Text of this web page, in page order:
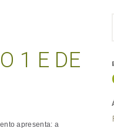
1 E DE
apresenta: a